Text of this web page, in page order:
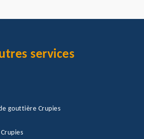
services
gouttière Crupies